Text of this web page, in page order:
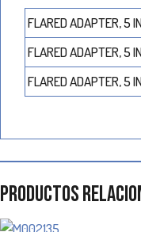
FLARED ADAPTER, 5
FLARED ADAPTER, 5
FLARED ADAPTER, 5
Productos